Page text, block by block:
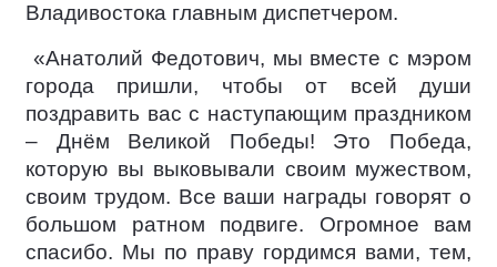
Владивостока главным диспетчером.
«Анатолий Федотович, мы вместе с мэром
города пришли, чтобы от всей души
поздравить вас с наступающим праздником
– Днём Великой Победы! Это Победа,
которую вы выковывали своим мужеством,
своим трудом. Все ваши награды говорят о
большом ратном подвиге. Огромное вам
спасибо. Мы по праву гордимся вами, тем,